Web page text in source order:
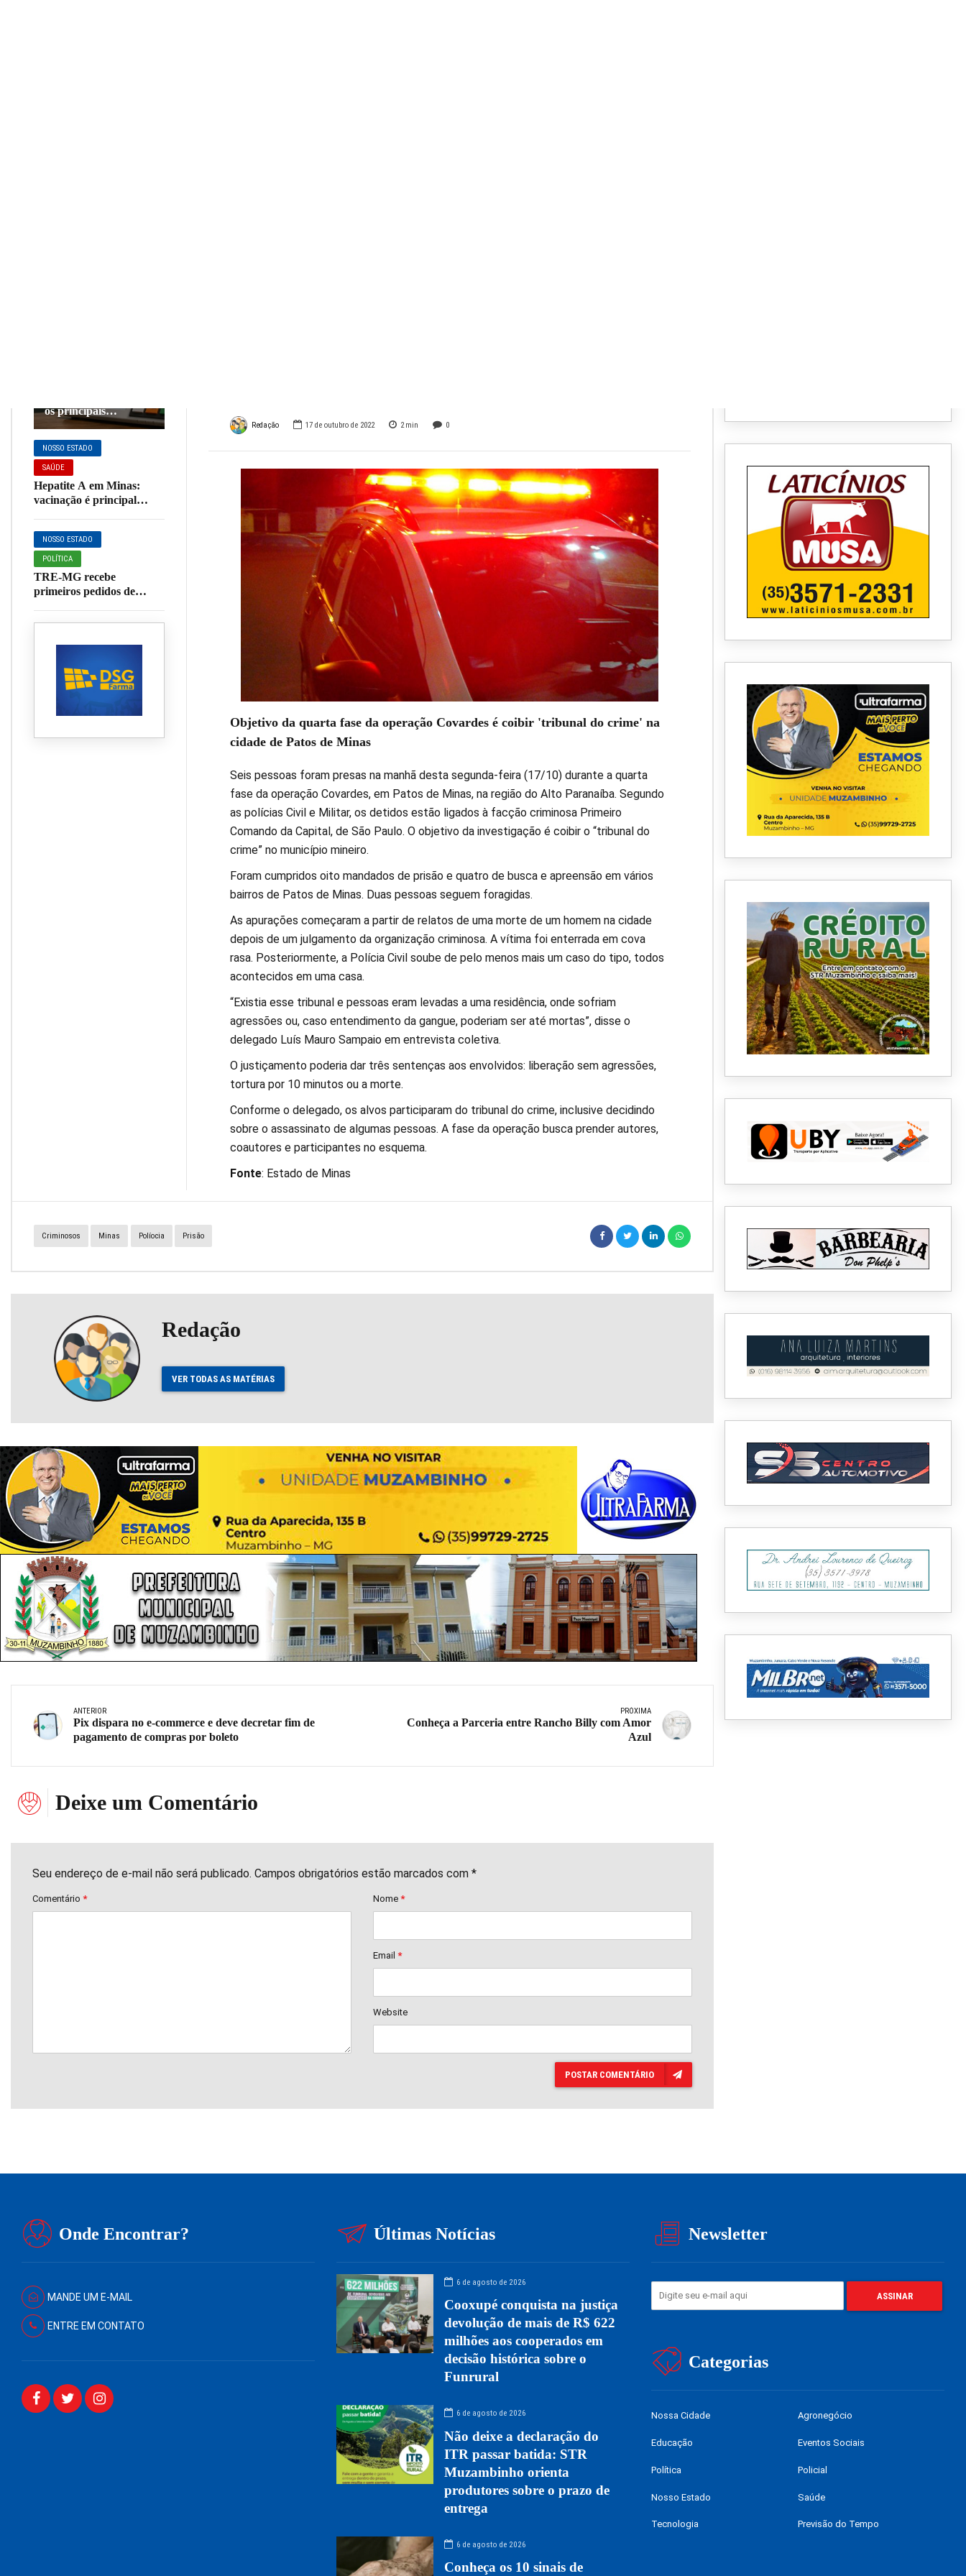
os principais
candidatos ao
Governo do Estado
em 2026
NOSSO ESTADO
SAÚDE
Hepatite A em Minas:
vacinação é principal
quem deve se imunizar
NOSSO ESTADO
POLÍTICA
TRE-MG recebe
primeiros pedidos de
para eleições de 2026
Redação 17 de outubro de 2022 2 min 0
Objetivo da quarta fase da operação Covardes é coibir 'tribunal do crime' na
cidade de Patos de Minas
Seis pessoas foram presas na manhã desta segunda-feira (17/10) durante a quarta
fase da operação Covardes, em Patos de Minas, na região do Alto Paranaíba. Segundo
as polícias Civil e Militar, os detidos estão ligados à facção criminosa Primeiro
Comando da Capital, de São Paulo. O objetivo da investigação é coibir o “tribunal do
crime” no município mineiro.
Foram cumpridos oito mandados de prisão e quatro de busca e apreensão em vários
bairros de Patos de Minas. Duas pessoas seguem foragidas.
As apurações começaram a partir de relatos de uma morte de um homem na cidade
depois de um julgamento da organização criminosa. A vítima foi enterrada em cova
rasa. Posteriormente, a Polícia Civil soube de pelo menos mais um caso do tipo, todos
acontecidos em uma casa.
“Existia esse tribunal e pessoas eram levadas a uma residência, onde sofriam
agressões ou, caso entendimento da gangue, poderiam ser até mortas”, disse o
delegado Luís Mauro Sampaio em entrevista coletiva.
O justiçamento poderia dar três sentenças aos envolvidos: liberação sem agressões,
tortura por 10 minutos ou a morte.
Conforme o delegado, os alvos participaram do tribunal do crime, inclusive decidindo
sobre o assassinato de algumas pessoas. A fase da operação busca prender autores,
coautores e participantes no esquema.
Fonte: Estado de Minas
Criminosos Minas Políocia Prisão
Redação
VER TODAS AS MATÉRIAS
ANTERIOR
Pix dispara no e-commerce e deve decretar fim de
pagamento de compras por boleto
PRÓXIMA
Conheça a Parceria entre Rancho Billy com Amor
Azul
Deixe um Comentário
Seu endereço de e-mail não será publicado. Campos obrigatórios estão marcados com *
Comentário * Nome *
Email *
Website
POSTAR COMENTÁRIO
Onde Encontrar?
MANDE UM E-MAIL
ENTRE EM CONTATO
Últimas Notícias
6 de agosto de 2026
Cooxupé conquista na justiça
devolução de mais de R$ 622
milhões aos cooperados em
decisão histórica sobre o
Funrural
6 de agosto de 2026
Não deixe a declaração do
ITR passar batida: STR
Muzambinho orienta
produtores sobre o prazo de
entrega
6 de agosto de 2026
Conheça os 10 sinais de
Newsletter
Categorias
Nossa Cidade Agronegócio
Educação Eventos Sociais
Política Policial
Nosso Estado Saúde
Tecnologia Previsão do Tempo